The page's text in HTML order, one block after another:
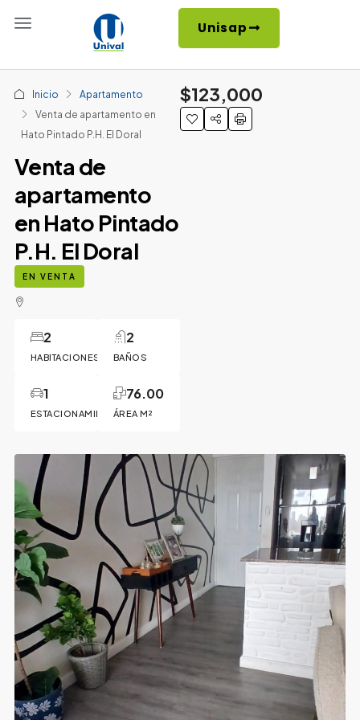
Unisap
Inicio
Apartamento
Venta de apartamento en
Hato Pintado P.H. El Doral
Venta de
apartamento
en Hato Pintado
P.H. El Doral
EN VENTA
HABITACIONES
2
BAÑOS
2
ESTACIONAMIENTO
1
ÁREA M²
76.00
$123,000